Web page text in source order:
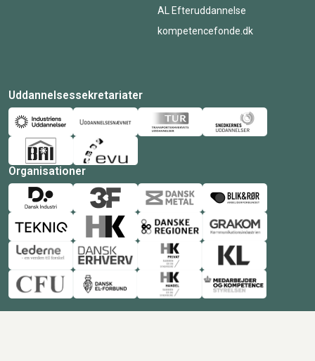
AL Efteruddannelse
kompetencefonde.dk
Uddannelsessekretariater
Organisationer